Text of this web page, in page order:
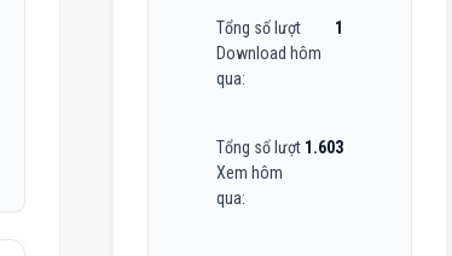
Tổng số lượt
Download hôm
qua:
1
Tổng số lượt
Xem hôm
qua:
1.603